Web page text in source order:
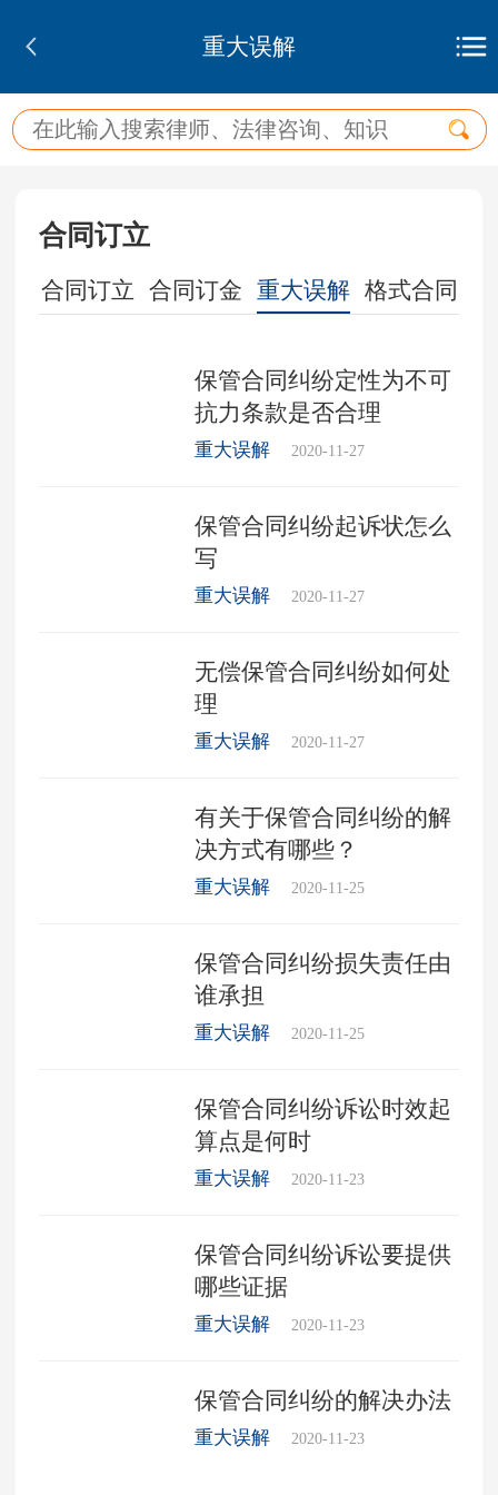
重大误解
合同订立
合同订立 合同订金 重大误解 格式合同
保管合同纠纷定性为不可
抗力条款是否合理
重大误解 2020-11-27
保管合同纠纷起诉状怎么
写
重大误解 2020-11-27
无偿保管合同纠纷如何处
理
重大误解 2020-11-27
有关于保管合同纠纷的解
决方式有哪些？
重大误解 2020-11-25
保管合同纠纷损失责任由
谁承担
重大误解 2020-11-25
保管合同纠纷诉讼时效起
算点是何时
重大误解 2020-11-23
保管合同纠纷诉讼要提供
哪些证据
重大误解 2020-11-23
保管合同纠纷的解决办法
重大误解 2020-11-23